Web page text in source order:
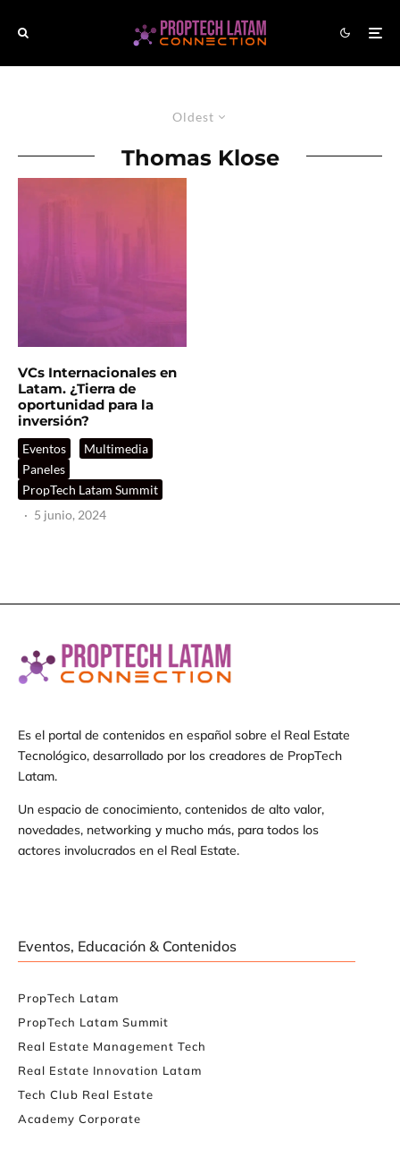
Oldest
Thomas Klose
VCs Internacionales en
Latam. ¿Tierra de
oportunidad para la
inversión?
Eventos
Multimedia
Paneles
PropTech Latam Summit
· 5 junio, 2024
Es el portal de contenidos en español sobre el Real Estate
Tecnológico, desarrollado por los creadores de PropTech
Latam.
Un espacio de conocimiento, contenidos de alto valor,
novedades, networking y mucho más, para todos los
actores involucrados en el Real Estate.
Eventos, Educación & Contenidos
PropTech Latam
PropTech Latam Summit
Real Estate Management Tech
Real Estate Innovation Latam
Tech Club Real Estate
Academy Corporate